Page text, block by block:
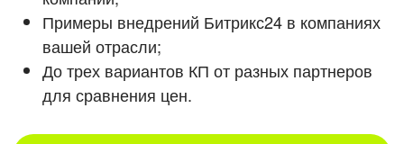
Примеры внедрений Битрикс24 в компаниях
вашей отрасли;
До трех вариантов КП от разных партнеров
для сравнения цен.